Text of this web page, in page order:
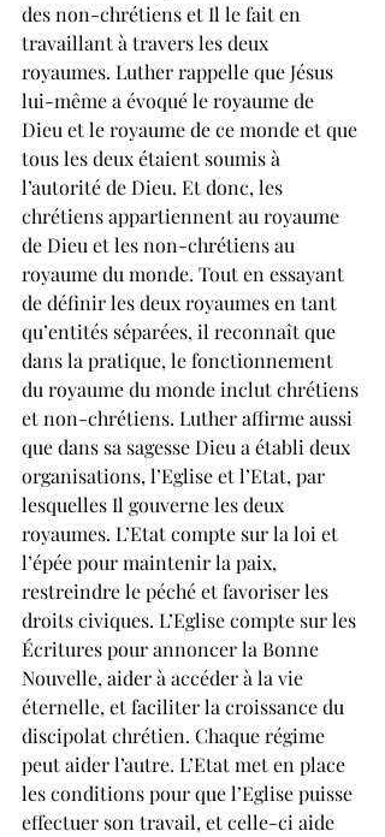
des non-chrétiens et Il le fait en
travaillant à travers les deux
royaumes. Luther rappelle que Jésus
lui-même a évoqué le royaume de
Dieu et le royaume de ce monde et que
tous les deux étaient soumis à
l’autorité de Dieu. Et donc, les
chrétiens appartiennent au royaume
de Dieu et les non-chrétiens au
royaume du monde. Tout en essayant
de définir les deux royaumes en tant
qu’entités séparées, il reconnaît que
dans la pratique, le fonctionnement
du royaume du monde inclut chrétiens
et non-chrétiens. Luther affirme aussi
que dans sa sagesse Dieu a établi deux
organisations, l’Eglise et l’Etat, par
lesquelles Il gouverne les deux
royaumes. L’Etat compte sur la loi et
l’épée pour maintenir la paix,
restreindre le péché et favoriser les
droits civiques. L’Eglise compte sur les
Écritures pour annoncer la Bonne
Nouvelle, aider à accéder à la vie
éternelle, et faciliter la croissance du
discipolat chrétien. Chaque régime
peut aider l’autre. L’Etat met en place
les conditions pour que l’Eglise puisse
effectuer son travail, et celle-ci aide